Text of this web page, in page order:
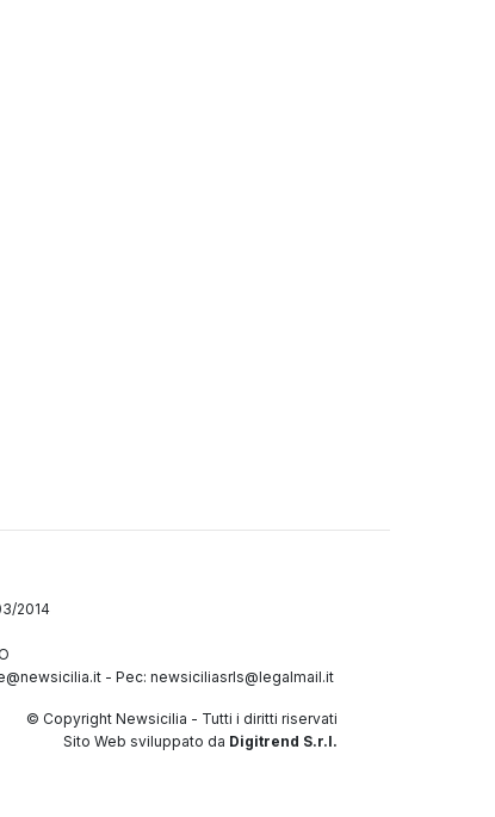
2014
- Pec: newsiciliasrls@legalmail.it
© Copyright Newsicilia - Tutti i diritti riservati
Sito Web sviluppato da Digitrend S.r.l.